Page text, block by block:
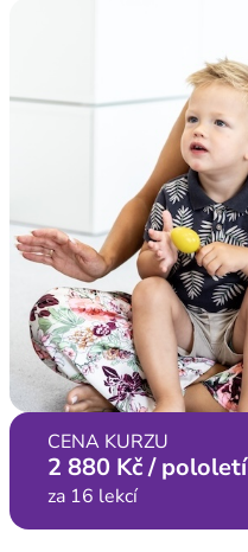
CENA KURZU
2 880 Kč / pololetí
za 16 lekcí